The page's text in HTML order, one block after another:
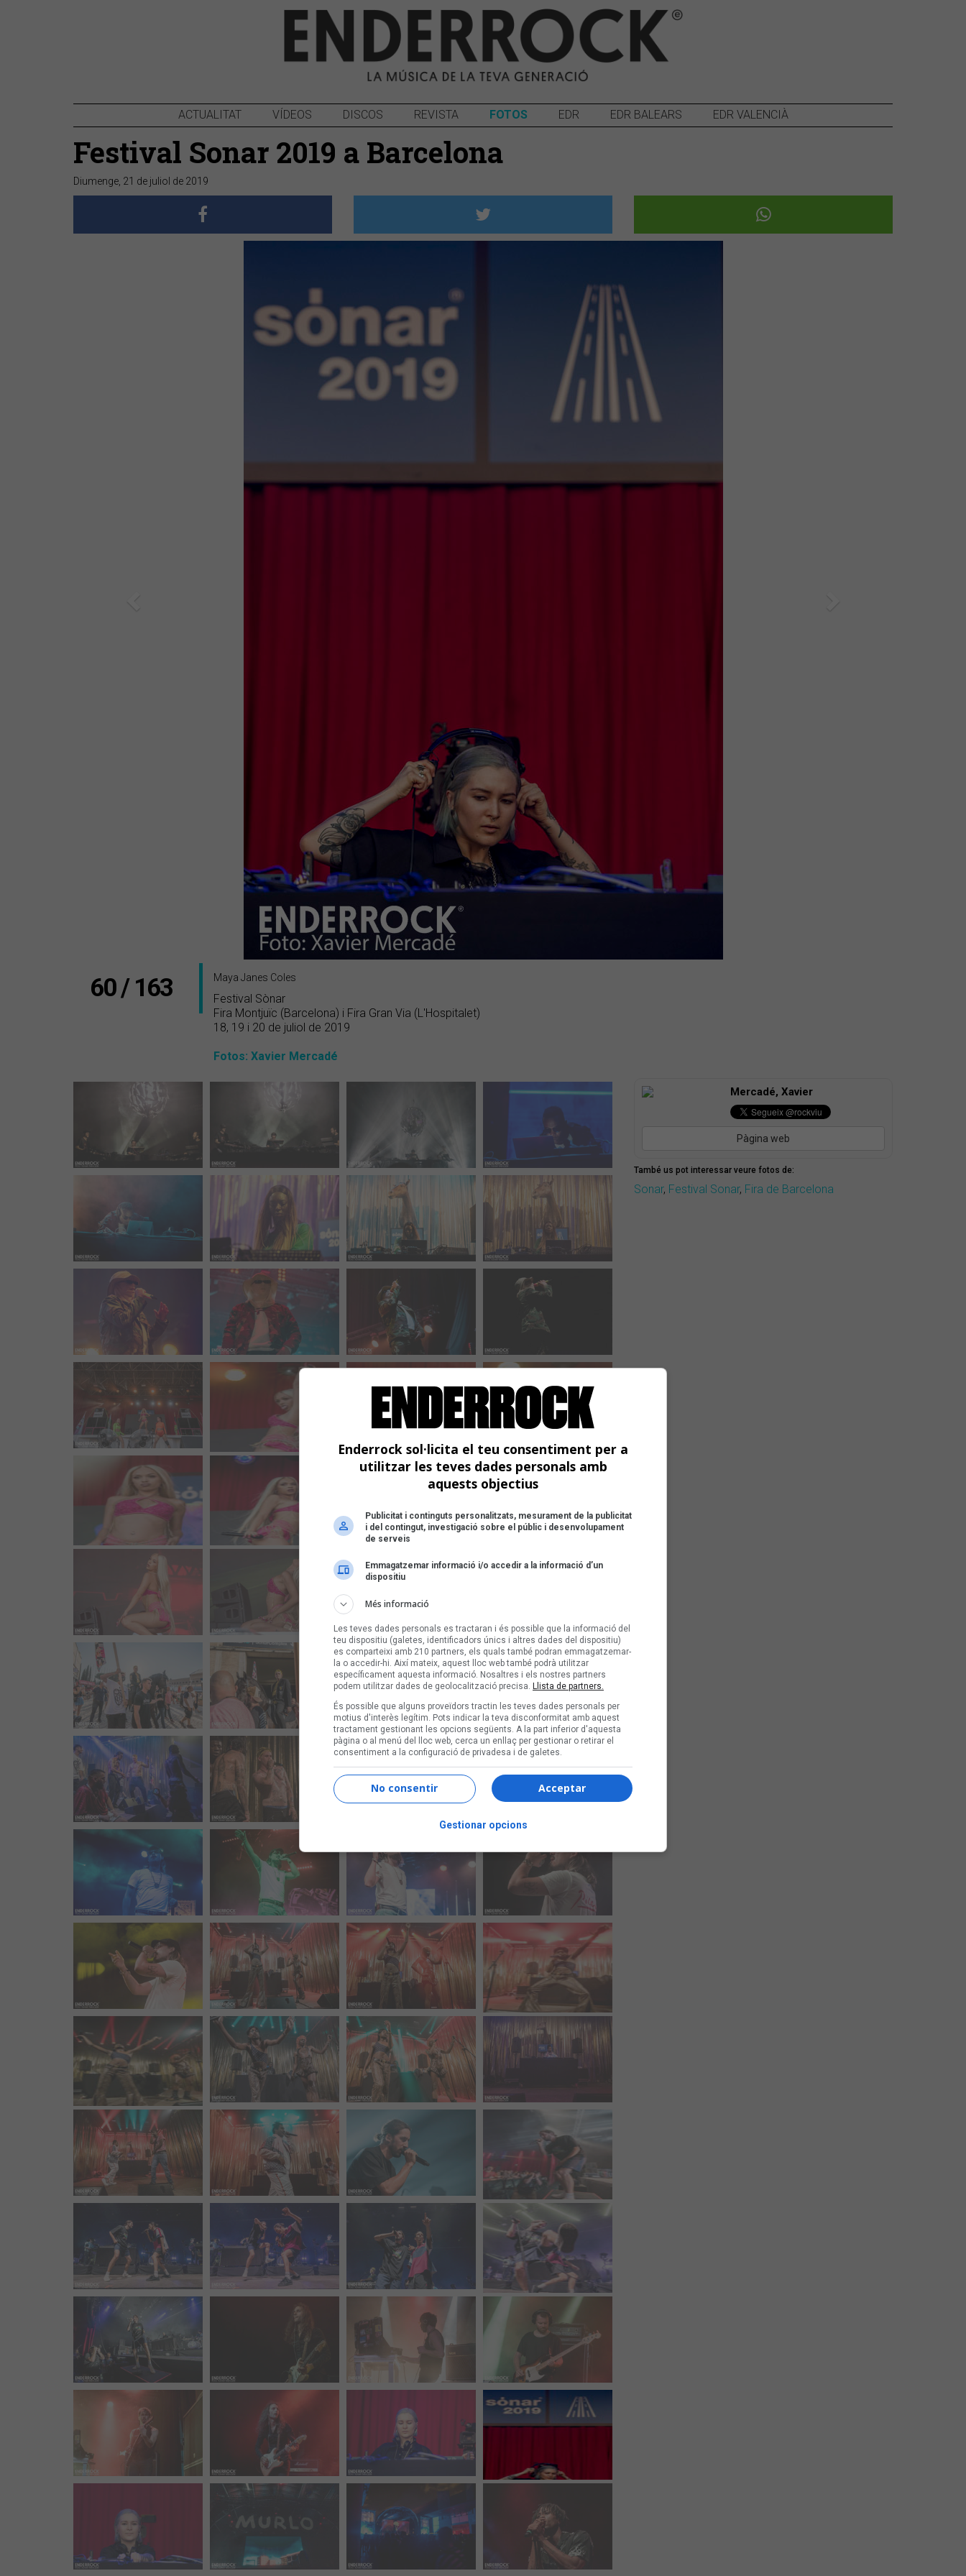
ACTUALITAT VÍDEOS DISCOS REVISTA FOTOS EDR EDR BALEARS EDR VALENCIÀ
Festival Sonar 2019 a Barcelona
Diumenge, 21 de juliol de 2019
60 / 163 Maya Janes Coles
Festival Sònar
Fira Montjuïc (Barcelona) i Fira Gran Via (L'Hospitalet)
18, 19 i 20 de juliol de 2019
Fotos: Xavier Mercadé
Mercadé, Xavier
Pàgina web
També us pot interessar veure fotos de:
Sonar, Festival Sonar, Fira de Barcelona
Enderrock sol·licita el teu consentiment per a
utilitzar les teves dades personals amb
aquests objectius
Publicitat i continguts personalitzats, mesurament de la publicitat
i del contingut, investigació sobre el públic i desenvolupament
de serveis
Emmagatzemar informació i/o accedir a la informació d’un
dispositiu
Més informació
Les teves dades personals es tractaran i és possible que la informació del
teu dispositiu (galetes, identificadors únics i altres dades del dispositiu)
es comparteixi amb 210 partners, els quals també podran emmagatzemar-
la o accedir-hi. Així mateix, aquest lloc web també podrà utilitzar
específicament aquesta informació. Nosaltres i els nostres partners
podem utilitzar dades de geolocalització precisa. Llista de partners.
És possible que alguns proveïdors tractin les teves dades personals per
motius d'interès legítim. Pots indicar la teva disconformitat amb aquest
tractament gestionant les opcions següents. A la part inferior d'aquesta
pàgina o al menú del lloc web, cerca un enllaç per gestionar o retirar el
consentiment a la configuració de privadesa i de galetes.
Acceptar
No consentir
Gestionar opcions